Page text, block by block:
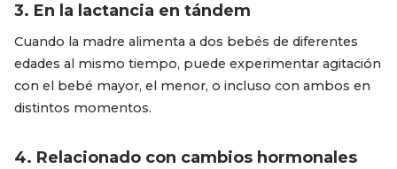
3. En la lactancia en tándem
Cuando la madre alimenta a dos bebés de diferentes
edades al mismo tiempo, puede experimentar agitación
con el bebé mayor, el menor, o incluso con ambos en
distintos momentos.
4. Relacionado con cambios hormonales